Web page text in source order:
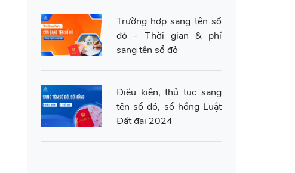
Trường hợp sang tên sổ
đỏ - Thời gian & phí
sang tên sổ đỏ
Điều kiện, thủ tục sang
tên sổ đỏ, sổ hồng Luật
Đất đai 2024